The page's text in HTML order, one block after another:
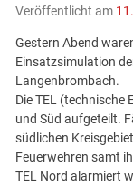
Veröffentlicht am
Gestern Abend
Einsatzsimulation
Langenbrombach.
Die TEL (technische
und Süd aufgeteilt.
südlichen
Feuerwehren samt
TEL Nord alarmiert